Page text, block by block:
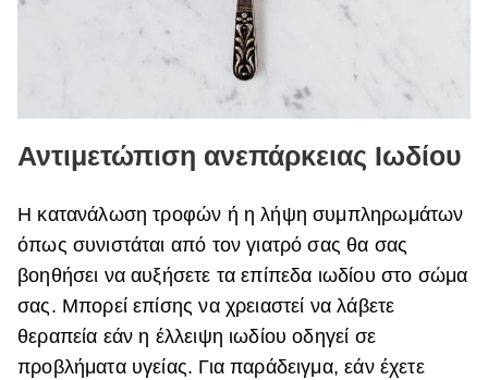
Αντιμετώπιση ανεπάρκειας Ιωδίου
Η κατανάλωση τροφών ή η λήψη συμπληρωμάτων
όπως συνιστάται από τον γιατρό σας θα σας
βοηθήσει να αυξήσετε τα επίπεδα ιωδίου στο σώμα
σας. Μπορεί επίσης να χρειαστεί να λάβετε
θεραπεία εάν η έλλειψη ιωδίου οδηγεί σε
προβλήματα υγείας. Για παράδειγμα, εάν έχετε